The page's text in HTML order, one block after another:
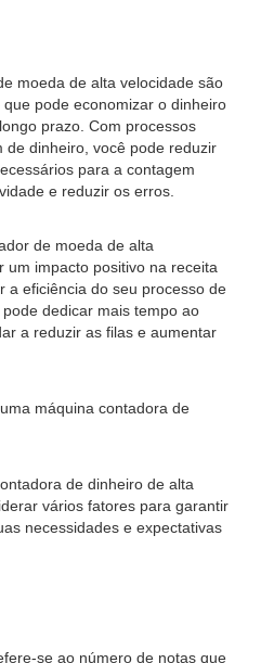
moeda de alta velocidade são
pode economizar o dinheiro
prazo. Com processos
de dinheiro, você pode reduzir
para a contagem
e reduzir os erros.
de moeda de alta
um impacto positivo na receita
a eficiência do seu processo de
dedicar mais tempo ao
a reduzir as filas e aumentar
máquina contadora de
de dinheiro de alta
vários fatores para garantir
necessidades e expectativas
se ao número de notas que